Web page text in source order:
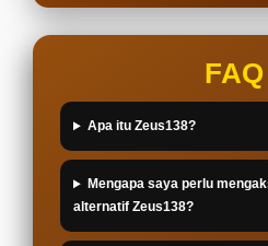
FAQ
Apa itu Zeus138?
Mengapa saya perlu
alternatif Zeus138?